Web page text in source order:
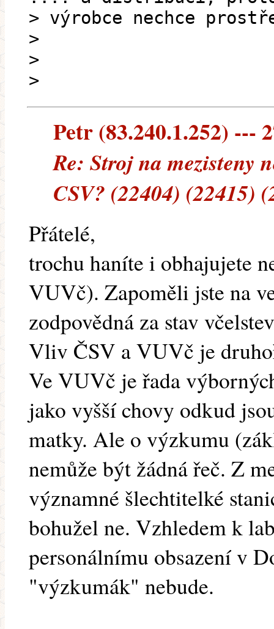
> výrobce nechce
>
>
>
Petr (83.240.1.252) ---
Re: Stroj na mezisteny
CSV? (22404) (22415)
Přátelé,
trochu haníte i obhajujete
VUVč). Zapoměli jste na
zodpovědná za stav
Vliv ČSV a VUVč je
Ve VUVč je řada
jako vyšší chovy odkud
matky. Ale o výzkumu
nemůže být žádná řeč. Z
významné šlechtitelké
bohužel ne. Vzhledem k
personálnímu obsazení v
"výzkumák" nebude.